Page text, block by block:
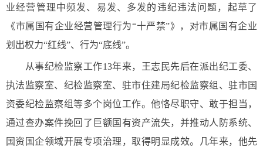
业经营管理中频发、易发、多发的违纪违法问题，起草了
《市属国有企业经营管理行为“十严禁”》，对市属国有企业
划出权力“红线”、行为“底线”。
从事纪检监察工作13年来，王志民先后在派出纪工委、
执法监察室、纪检监察室、驻市住建局纪检监察组、驻市国
资委纪检监察组等多个岗位工作。他恪尽职守、敢于担当，
通过查办案件挽回了巨额国有资产流失，并推动人防系统、
国资国企领域开展专项治理，取得明显成效。几年来，他先